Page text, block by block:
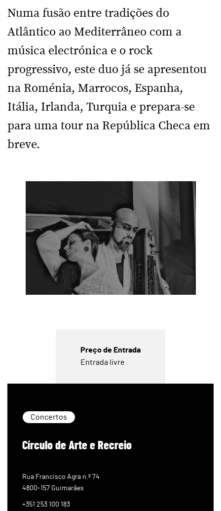
Numa fusão entre tradições do
Atlântico ao Mediterrâneo com a
música electrónica e o rock
progressivo, este duo já se apresentou
na Roménia, Marrocos, Espanha,
Itália, Irlanda, Turquia e prepara-se
para uma tour na República Checa em
breve.
Concertos
Círculo de Arte e Recreio
Rua Francisco Agra n.º 74
4800-157 Guimarães
+351 253 100 183
Preço de Entrada
Entrada livre